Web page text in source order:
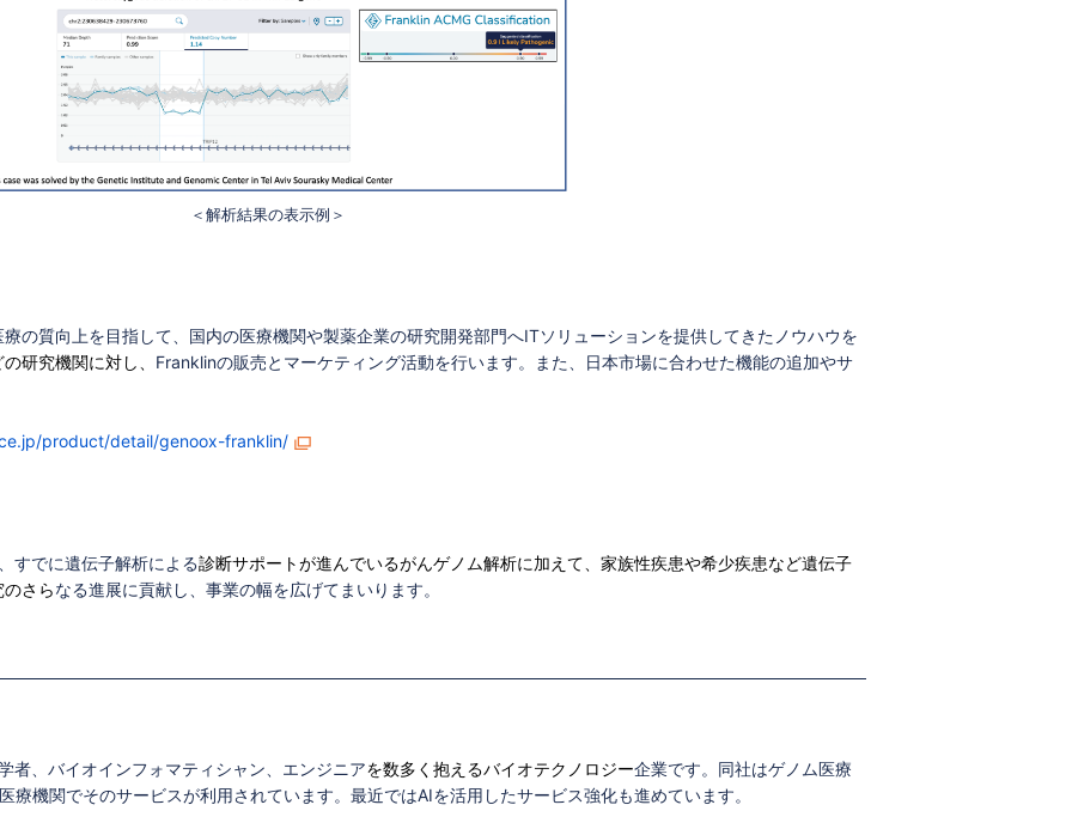
＜解析結果の表示例＞
の質向上を目指して、国内の医療機関や製薬企業の研究開発部門へITソリューションを提供してきたノウハウを
研究機関に対し、 Franklinの販売とマーケティング活動を行います。また、日本市場に合わせた機能の追加やサ
product/detail/genoox-franklin/
すでに遺伝子解析による診断サポートが進んでいるがんゲノム解析に加えて、家族性疾患や希少疾患など遺伝子
さらなる進展に貢献し、事業の幅を広げてまいります。
者、バイオインフォマティシャン、エンジニアを数多く抱えるバイオテクノロジー企業です。同社はゲノム医療
機関でそのサービスが利用されています。最近ではAIを活用したサービス強化も進めています。